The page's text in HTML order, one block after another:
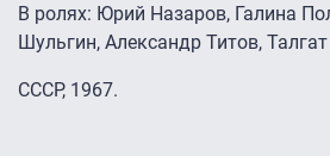
В ролях: Юрий Назаров, Галина
Шульгин, Александр Титов,
СССР, 1967.